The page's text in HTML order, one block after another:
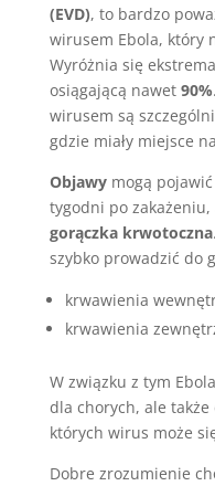
(EVD), to bardzo
wirusem Ebola, który
Wyróżnia się
osiągającą nawet 90%
wirusem są
gdzie miały miejsce
Objawymogą
tygodni po
gorączka krwotoczna
szybko prowadzić do
krwawienia
krwawienia
W związku z tym
dla chorych, ale także
których wirus może
Dobre zrozumienie